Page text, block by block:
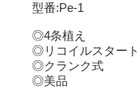
型番:Pe-1
◎4条植え
◎リコイルスタート
◎クランク式
◎美品